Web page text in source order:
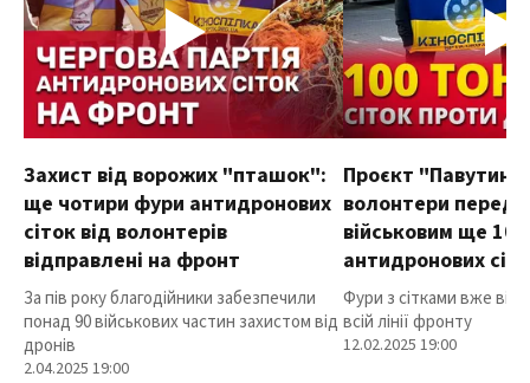
Захист від ворожих "пташок":
ще чотири фури антидронових
сіток від волонтерів
відправлені на фронт
За пів року благодійники забезпечили
понад 90 військових частин захистом від
дронів
2.04.2025 19:00
Проєкт
волонтери
військовим ще
антидронових
Фури з сітками вже
всій лінії фронту
12.02.2025 19:00